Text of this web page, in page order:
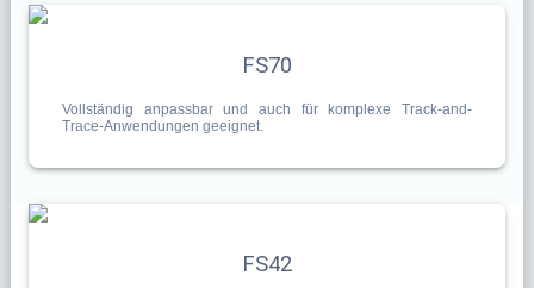
FS70
Vollständig anpassbar und auch für komplexe Track-and-
Trace-Anwendungen geeignet.
FS42